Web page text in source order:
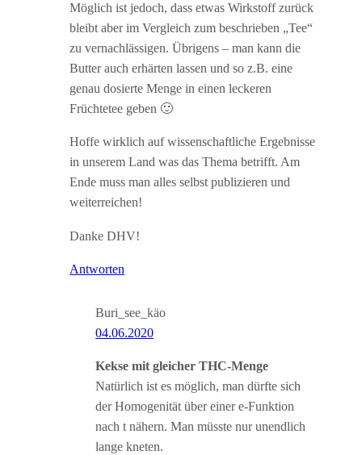
Möglich ist jedoch, dass etwas Wirkstoff zurück
bleibt aber im Vergleich zum beschrieben „Tee“
zu vernachlässigen. Übrigens – man kann die
Butter auch erhärten lassen und so z.B. eine
genau dosierte Menge in einen leckeren
Früchtetee geben 🙂
Hoffe wirklich auf wissenschaftliche Ergebnisse
in unserem Land was das Thema betrifft. Am
Ende muss man alles selbst publizieren und
weiterreichen!
Danke DHV!
Antworten
Buri_see_käo
04.06.2020
Kekse mit gleicher THC-Menge
Natürlich ist es möglich, man dürfte sich
der Homogenität über einer e-Funktion
nach t nähern. Man müsste nur unendlich
lange kneten.